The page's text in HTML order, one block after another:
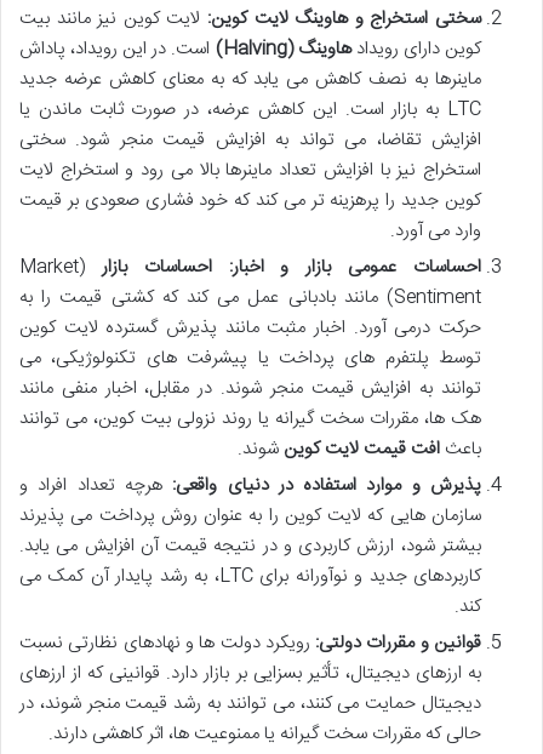
سختی استخراج و هاوینگ لایت کوین: لایت کوین نیز مانند بیت
کوین دارای رویدادهاوینگ (Halving)
است. در این رویداد، پاداش
ماینرها به نصف کاهش می یابد که به معنای کاهش عرضه جدید
LTC به بازار است. این کاهش عرضه، در صورت ثابت ماندن یا
افزایش تقاضا، می تواند به افزایش قیمت منجر شود. سختی
استخراج نیز با افزایش تعداد ماینرها بالا می رود و استخراج لایت
کوین جدید را پرهزینه تر می کند که خود فشاری صعودی بر قیمت
وارد می آورد.
احساسات عمومی بازار و اخبار:
احساسات بازار
(Market
Sentiment) مانند بادبانی عمل می کند که کشتی قیمت را به
حرکت درمی آورد. اخبار مثبت مانند پذیرش گسترده لایت کوین
توسط پلتفرم های پرداخت یا پیشرفت های تکنولوژیکی، می
توانند به افزایش قیمت منجر شوند. در مقابل، اخبار منفی مانند
هک ها، مقررات سخت گیرانه یا روند نزولی بیت کوین، می توانند
باعث افت قیمت لایت کوین شوند.
پذیرش و موارد استفاده در دنیای واقعی: هرچه تعداد افراد و
سازمان هایی که لایت کوین را به عنوان روش پرداخت می پذیرند
بیشتر شود، ارزش کاربردی و در نتیجه قیمت آن افزایش می یابد.
کاربردهای جدید و نوآورانه برای LTC، به رشد پایدار آن کمک می
کند.
قوانین و مقررات دولتی: رویکرد دولت ها و نهادهای نظارتی نسبت
به ارزهای دیجیتال، تأثیر بسزایی بر بازار دارد. قوانینی که از ارزهای
دیجیتال حمایت می کنند، می توانند به رشد قیمت منجر شوند، در
حالی که مقررات سخت گیرانه یا ممنوعیت ها، اثر کاهشی دارند.